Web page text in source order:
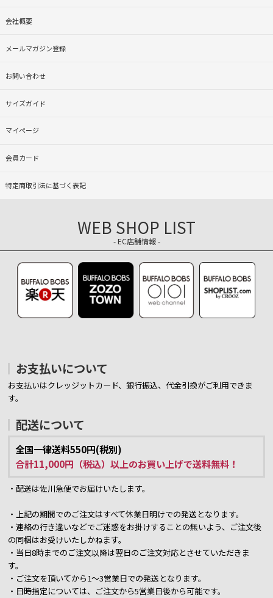
会社概要
メールマガジン登録
お問い合わせ
サイズガイド
マイページ
会員カード
特定商取引法に基づく表記
WEB SHOP LIST
- EC店舗情報 -
お支払いについて
お支払いはクレッジットカード、銀行振込、代金引換がご利用できま
す。
配送について
全国一律送料550円(税別)
合計11,000円（税込）以上のお買い上げで送料無料！
・配送は佐川急便でお届けいたします。
・上記の期間でのご注文はすべて休業日明けでの発送となります。
・連絡の行き違いなどでご迷惑をお掛けすることの無いよう、ご注文後
の同梱はお受けいたしかねます。
・当日8時までのご注文以降は翌日のご注文対応とさせていただきま
す。
・ご注文を頂いてから1～3営業日での発送となります。
・日時指定については、ご注文から5営業日後から可能です。